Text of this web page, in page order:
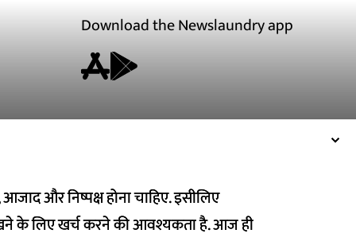
आजाद और निष्पक्ष होना चाहिए. इसीलिए
के लिए खर्च करने की आवश्यकता है. आज ही
आजाद और निष्पक्ष होना चाहिए. इसीलिए
के लिए खर्च करने की आवश्यकता है. आज ही
Download the Newslaundry app